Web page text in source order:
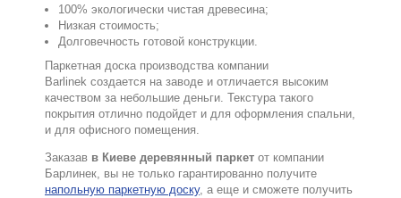
100% экологически чистая древесина;
Низкая стоимость;
Долговечность готовой конструкции.
Паркетная доска производства компании
Barlinek создается на заводе и отличается высоким
качеством за небольшие деньги. Текстура такого
покрытия отлично подойдет и для оформления спальни,
и для офисного помещения.
Заказав в Киеве деревянный паркет от компании
Барлинек, вы не только гарантированно получите
напольную паркетную доску, а еще и сможете получить